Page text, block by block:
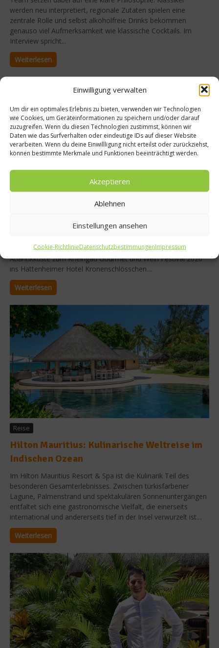
Einwilligung verwalten
Um dir ein optimales Erlebnis zu bieten, verwenden wir Technologien
wie Cookies, um Geräteinformationen zu speichern und/oder darauf
zuzugreifen. Wenn du diesen Technologien zustimmst, können wir
Daten wie das Surfverhalten oder eindeutige IDs auf dieser Website
verarbeiten. Wenn du deine Einwillligung nicht erteilst oder zurückziehst,
können bestimmte Merkmale und Funktionen beeinträchtigt werden.
Akzeptieren
Ablehnen
Einstellungen ansehen
Cookie-RichtlinieDatenschutzbestimmungenImpressum
werden neu interpretiert, regionale Zutaten spielen eine
zentrale Rolle und selbst alkoholfreie Drinks bekommen
genauso viel Aufmerksamkeit wie klassische Cocktails. Im
Interview spricht...
Weiterlesen
Kronenschlösschen
Cristian Rodriguez brachte den frischen Wind der spanischen
Atlantikküste zum Rheingau Gourmet und Wein Festival 2026
ins Hattenheimer Hotel Kronenschlösschen....
Weiterlesen
Reise
Hilton Mauritius: Kulinarische Weltreise im
Indischen Ozean
Im Hilton Mauritius Resort & Spa ist die Kulinarik Teil des
besonderen Gesamterlebnisses. Zwischen türkisfarbener
Lagune, Palmenstrand und spektakulären Sonnenuntergängen
entfaltet sich eine gastronomische Vielfalt, die einerseits
international und andererseits tief in der Insel verwurzelt ist....
Weiterlesen